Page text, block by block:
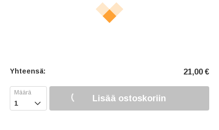
Yhteensä: 21,00 €
 Lisää ostoskoriin